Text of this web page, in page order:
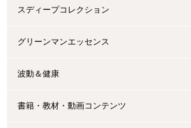
スディープコレクション
グリーンマンエッセンス
波動＆健康
書籍・教材・動画コンテンツ